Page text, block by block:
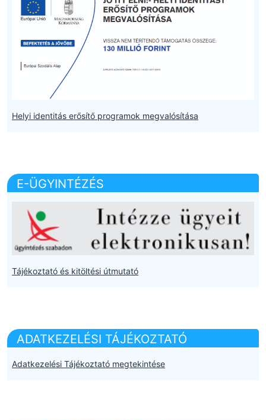
Helyi identitás erősítő programok megvalósítása
E-ÜGYINTÉZÉS
Tájékoztató és kitöltési útmutató
ADATKEZELÉSI TÁJÉKOZTATÓ
Adatkezelési Tájékoztató megtekintése